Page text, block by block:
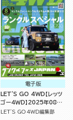
電子版
LET'S GO 4WD【レッツ
ゴー４ＷＤ】2025年08月
号LET'S GO 4WD編集部